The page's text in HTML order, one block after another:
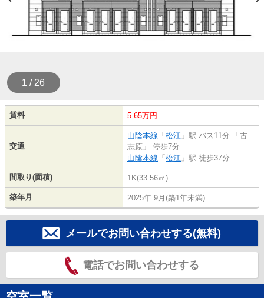
1 / 26
賃料 5.65万円
交通
山陰本線 「 松江 」駅 バス11分 「古
志原」 停歩7分
山陰本線 「 松江 」駅 徒歩37分
間取り(面積) 1K(33.56㎡)
築年月 2025年 9月(築1年未満)
メールでお問い合わせする(無料)
電話でお問い合わせする